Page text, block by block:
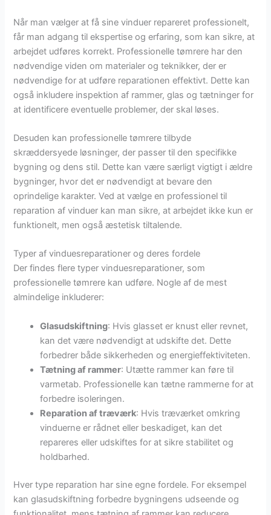
Når man vælger at få sine vinduer repareret professionelt,
får man adgang til ekspertise og erfaring, som kan sikre, at
arbejdet udføres korrekt. Professionelle tømrere har den
nødvendige viden om materialer og teknikker, der er
nødvendige for at udføre reparationen effektivt. Dette kan
også inkludere inspektion af rammer, glas og tætninger for
at identificere eventuelle problemer, der skal løses.
Desuden kan professionelle tømrere tilbyde
skræddersyede løsninger, der passer til den specifikke
bygning og dens stil. Dette kan være særligt vigtigt i ældre
bygninger, hvor det er nødvendigt at bevare den
oprindelige karakter. Ved at vælge en professionel til
reparation af vinduer kan man sikre, at arbejdet ikke kun er
funktionelt, men også æstetisk tiltalende.
Typer af vinduesreparationer og deres fordele
Der findes flere typer vinduesreparationer, som
professionelle tømrere kan udføre. Nogle af de mest
almindelige inkluderer:
Glasudskiftning: Hvis glasset er knust eller revnet,
kan det være nødvendigt at udskifte det. Dette
forbedrer både sikkerheden og energieffektiviteten.
Tætning af rammer: Utætte rammer kan føre til
varmetab. Professionelle kan tætne rammerne for at
forbedre isoleringen.
Reparation af træværk: Hvis træværket omkring
vinduerne er rådnet eller beskadiget, kan det
repareres eller udskiftes for at sikre stabilitet og
holdbarhed.
Hver type reparation har sine egne fordele. For eksempel
kan glasudskiftning forbedre bygningens udseende og